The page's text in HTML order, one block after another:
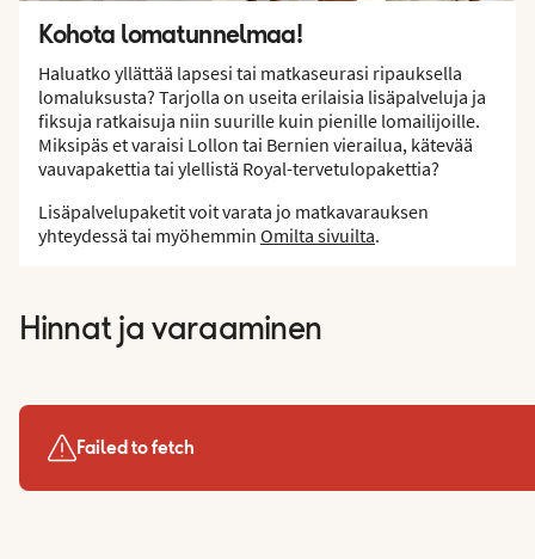
Kohota lomatunnelmaa!
Haluatko yllättää lapsesi tai matkaseurasi ripauksella
lomaluksusta? Tarjolla on useita erilaisia lisäpalveluja ja
fiksuja ratkaisuja niin suurille kuin pienille lomailijoille.
Miksipäs et varaisi Lollon tai Bernien vierailua, kätevää
vauvapakettia tai ylellistä Royal-tervetulopakettia?
Lisäpalvelupaketit voit varata jo matkavarauksen
yhteydessä tai myöhemmin Omilta sivuilta.
Hinnat ja varaaminen
Failed to fetch